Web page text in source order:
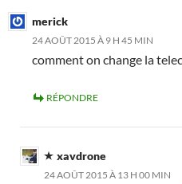
merick
24 AOÛT 2015 À 9 H 45 MIN
comment on change la
RÉPONDRE
xavdrone
24 AOÛT 2015 À 13 H 00 MIN